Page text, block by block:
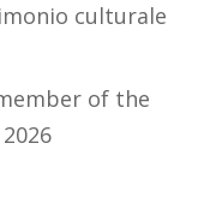
culturale
of the